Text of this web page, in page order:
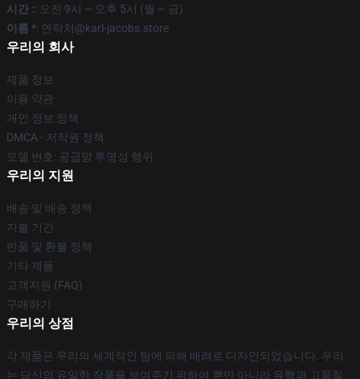
시간 :: 오전 9시 ~ 오후 5시 (월 ~ 금)
이름 *: 연락처@karl-jacobs.store
우리의 회사
제품 정보
이용 약관
개인 정보 정책
DMCA - 저작권 정책
모델 번호: 공급망 투명성 행위
우리의 지원
배송 및 배송 정책
지불 기간
반품 및 환불 정책
기타 제품
고객지원 (FAQ)
구매하기
우리의 상점
각 제품은 우리의 세계적인 팀에 의해 배려로 디자인되었습니다. 우리
는 당신의 유일한 작풍을 보여주기 위하여 뿐만 아니라 유행과 고품질